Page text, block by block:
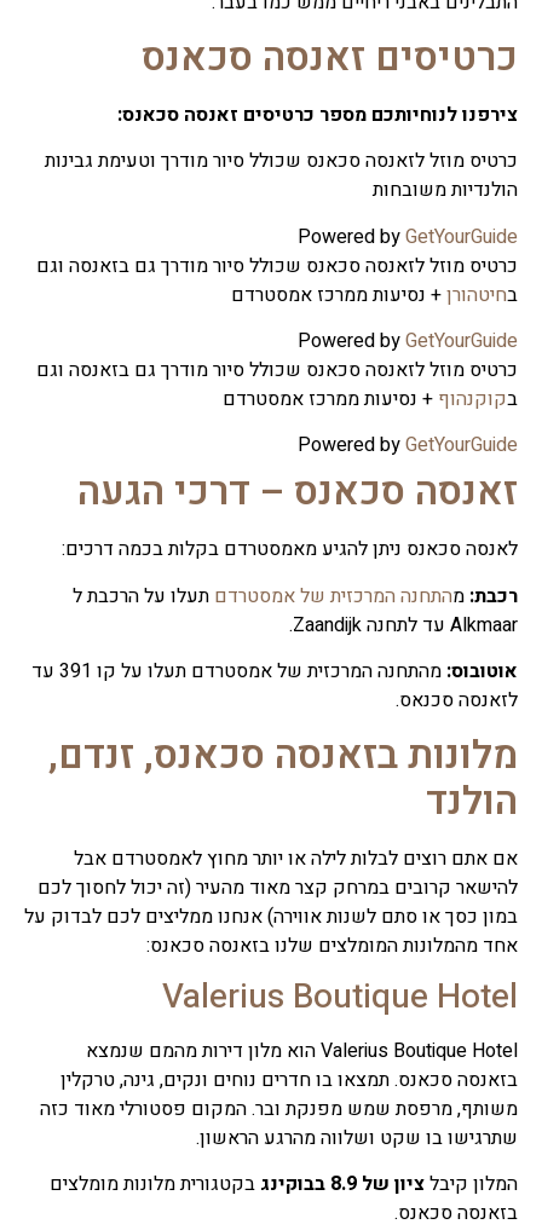
כרטיסים זאנסה סכאנס
צירפנו לנוחיותכם מספר כרטיסים זאנסה סכאנס:
כרטיס מוזל לזאנסה סכאנס שכולל סיור מודרך וטעימת גבינות
הולנדיות משובחות
Powered byGetYourGuide
כרטיס מוזל לזאנסה סכאנס שכולל סיור מודרך גם בזאנסה וגם
בחיטהורן+ נסיעות ממרכז אמסטרדם
Powered byGetYourGuide
כרטיס מוזל לזאנסה סכאנס שכולל סיור מודרך גם בזאנסה וגם
בקוקנהוף + נסיעות ממרכז אמסטרדם
Powered byGetYourGuide
זאנסה סכאנס – דרכי הגעה
לאנסה סכאנס ניתן להגיע מאמסטרדם בקלות בכמה דרכים:
רכבת: מהתחנה המרכזית של אמסטרדם תעלו על הרכבת ל
Alkmaar עד לתחנה Zaandijk.
אוטובוס:
מהתחנה המרכזית של אמסטרדם תעלו על קו 391 עד
לזאנסה סכנאס.
מלונות בזאנסה סכאנס, זנדם,
הולנד
אם אתם רוצים לבלות לילה או יותר מחוץ לאמסטרדם אבל
להישאר קרובים במרחק קצר מאוד מהעיר (זה יכול לחסוך לכם
במון כסך או סתם לשנות אווירה) אנחנו ממליצים לכם לבדוק על
אחד מהמלונות המומלצים שלנו בזאנסה סכאנס:
Valerius Boutique Hotel
Valerius Boutique Hotel הוא מלון דירות מהמם שנמצא
בזאנסה סכאנס. תמצאו בו חדרים נוחים ונקים, גינה, טרקלין
משותף, מרפסת שמש מפנקת ובר. המקום פסטורלי מאוד כזה
שתרגישו בו שקט ושלווה מהרגע הראשון.
המלון קיבלציון של 8.9 בבוקינג
בקטגורית מלונות מומלצים
בזאנסה סכאנס.